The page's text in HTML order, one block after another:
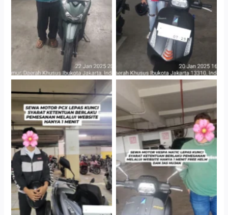
Hotel Kartika Chandra,
Jakarta Selatan
Cityplaza Jatinegara
Gedung Parkir P6A